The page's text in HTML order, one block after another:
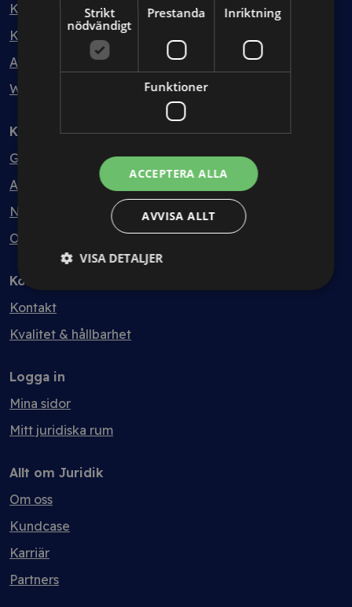
Kurser
Kurspaket
Abonnemang
Webbinarium
Kunskapsbank
Guider
Avtalsmallar
Nyheter
Ordlista
Kontakt
Kontakt
Kvalitet & hållbarhet
Logga in
Mina sidor
Mitt juridiska rum
Allt om Juridik
Om oss
Kundcase
Karriär
Partners
Strikt
nödvändigt
Prestanda Inriktning
Funktioner
ACCEPTERA ALLA
AVVISA ALLT
VISA DETALJER